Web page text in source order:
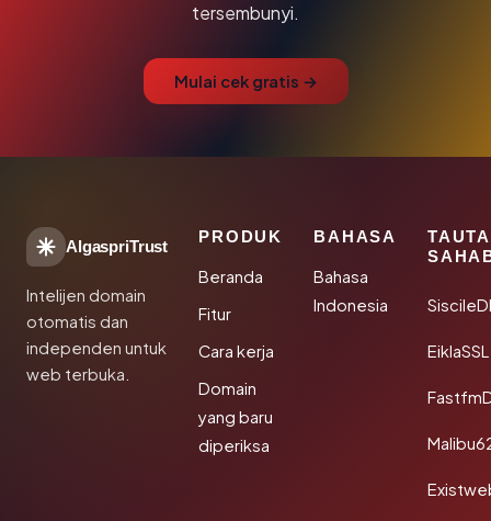
tersembunyi.
Mulai cek gratis →
AlgaspriTrust
Intelijen domain
otomatis dan
independen untuk
web terbuka.
PRODUK
Beranda
Fitur
Cara kerja
Domain
yang baru
diperiksa
BAHASA
Bahasa
Indonesia
EiklaSSL